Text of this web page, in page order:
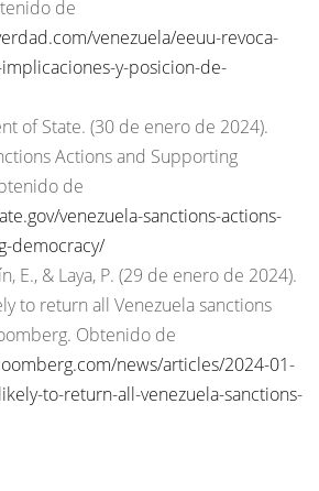
de
venezuela/eeuu-revoca-
y-posicion-de-
of State. (30 de enero de 2024).
Actions and Supporting
de
venezuela-sanctions-actions-
democracy/
E., & Laya, P. (29 de enero de 2024).
to return all Venezuela sanctions
Obtenido de
news/articles/2024-01-
to-return-all-venezuela-sanctions-